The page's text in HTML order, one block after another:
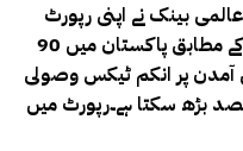
بینک نے اپنی رپورٹ
میں اہم انکشاف کیا ہے۔ عالمی بینک کے مطابق پاکستان میں 90
آمدن پر انکم ٹیکس وصولی
بڑھ سکتا ہے۔رپورٹ میں